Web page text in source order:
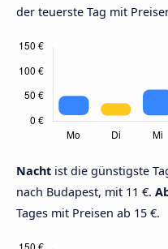
der teuerste Tag mit
Nacht ist die günstigste
nach Budapest, mit 11 €.
Tages mit Preisen ab 15 €.